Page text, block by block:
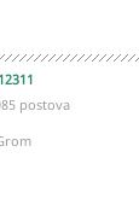
12311
postova